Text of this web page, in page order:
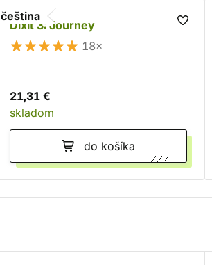
čeština
Dixit 3: Journey
18×
21,31 €
skladom
do košíka